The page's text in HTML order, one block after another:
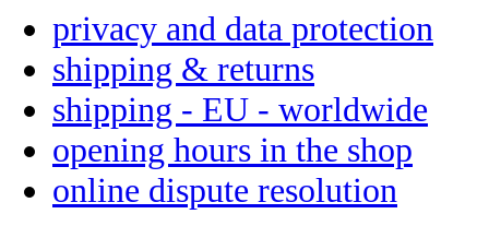
privacy and data protection
shipping & returns
shipping - EU - worldwide
opening hours in the shop
online dispute resolution